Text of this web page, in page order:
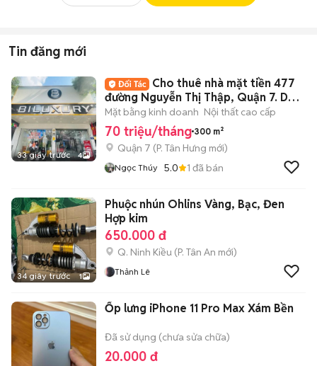
Tin đăng mới
33 giây trước 4
Cho thuê nhà mặt tiền 477
đường Nguyễn Thị Thập, Quận 7. DT:
10x30m
Mặt bằng kinh doanh Nội thất cao cấp
70 triệu/tháng 300 m²
Quận 7 (P. Tân Hưng mới)
Ngọc Thúy 5.0 1 đã bán
34 giây trước 1
Phuộc nhún Ohlins Vàng, Bạc, Đen
Hợp kim
650.000 đ
Q. Ninh Kiều (P. Tân An mới)
Thảnh Lê
Ốp lưng iPhone 11 Pro Max Xám Bền
Đã sử dụng (chưa sửa chữa)
20.000 đ